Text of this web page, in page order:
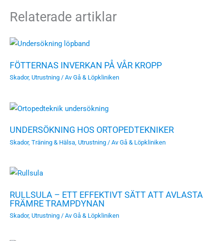
Relaterade artiklar
FÖTTERNAS INVERKAN PÅ VÅR KROPP
Skador, Utrustning / Av Gå & Löpkliniken
UNDERSÖKNING HOS ORTOPEDTEKNIKER
Skador, Träning & Hälsa Utrustning / Av Gå & Löpkliniken
RULLSULA – ETT EFFEKTIVT SÄTT ATT AVLASTA
FRÄMRE TRAMPDYNAN
Skador, Utrustning / Av Gå & Löpkliniken